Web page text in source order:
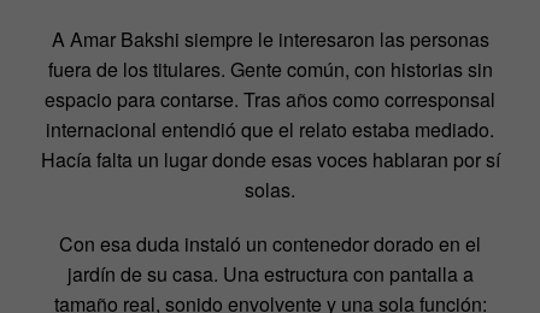
A Amar Bakshi siempre le interesaron las personas
fuera de los titulares. Gente común, con historias sin
espacio para contarse. Tras años como corresponsal
internacional entendió que el relato estaba mediado.
Hacía falta un lugar donde esas voces hablaran por sí
solas.
Con esa duda instaló un contenedor dorado en el
jardín de su casa. Una estructura con pantalla a
tamaño real, sonido envolvente y una sola función: